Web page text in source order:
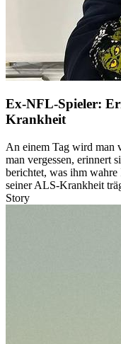
Ex-NFL-Spieler:
Krankheit
An einem Tag wird man
man vergessen, erinnert
berichtet, was ihm
seiner ALS-Krankheit
Story